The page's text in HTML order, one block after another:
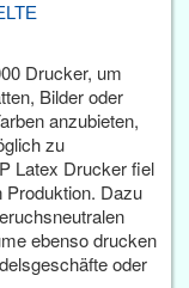
Drucker, um
Bilder oder
anzubieten,
zu
Latex Drucker fiel
Produktion. Dazu
ebenso drucken
oder